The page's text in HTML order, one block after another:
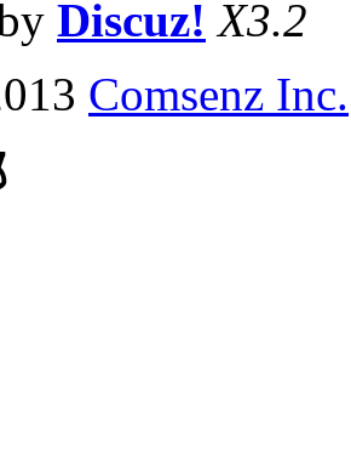
Discuz! X3.2
Comsenz Inc.